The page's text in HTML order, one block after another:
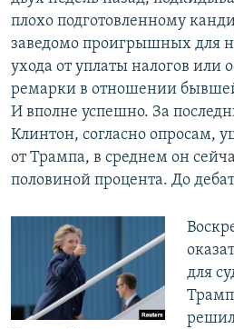
плохо подготовленному
заведомо проигрышных для
ухода от уплаты налогов или
ремарки в отношении
И вполне успешно. За
Клинтон, согласно опросам,
от Трампа, в среднем он
половиной процента. До
для